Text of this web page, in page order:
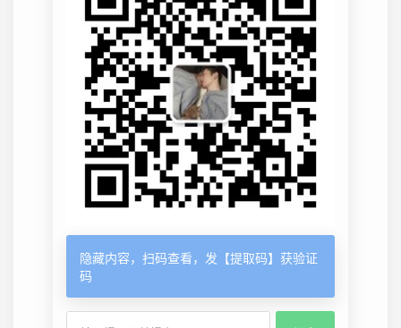
隐藏内容，扫码查看，发【提取码】获验证
码